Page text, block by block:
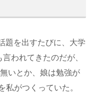
題を出すたびに、大学
われてきたのだが、
いとか、娘は勉強が
私がつくっていた。